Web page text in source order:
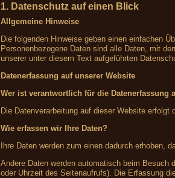
1. Datenschutz auf einen Blick
Allgemeine Hinweise
Die folgenden Hinweise geben einen einfachen
Personenbezogene Daten sind alle Daten, mit
unserer unter diesem Text aufgeführten
Datenerfassung auf unserer Website
Wer ist verantwortlich für die Datenerfassung
Die Datenverarbeitung auf dieser Website
Wie erfassen wir Ihre Daten?
Ihre Daten werden zum einen dadurch erhoben,
Andere Daten werden automatisch beim
oder Uhrzeit des Seitenaufrufs). Die Erfassung